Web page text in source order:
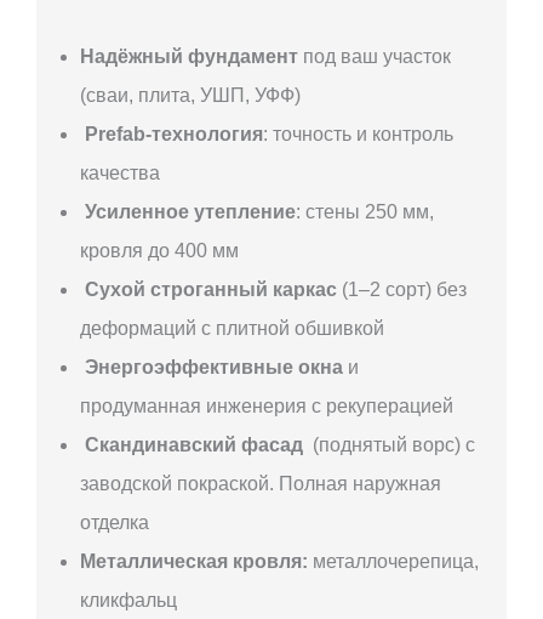
Надёжный фундамент под ваш участок
(сваи, плита, УШП, УФФ)
Prefab-технология: точность и контроль
качества
Усиленное утепление: стены 250 мм,
кровля до 400 мм
Сухой строганный каркас (1–2 сорт) без
деформаций с плитной обшивкой
Энергоэффективные окна и
продуманная инженерия с рекуперацией
Скандинавский фасад (поднятый ворс) с
заводской покраской. Полная наружная
отделка
Металлическая кровля: металлочерепица,
кликфальц